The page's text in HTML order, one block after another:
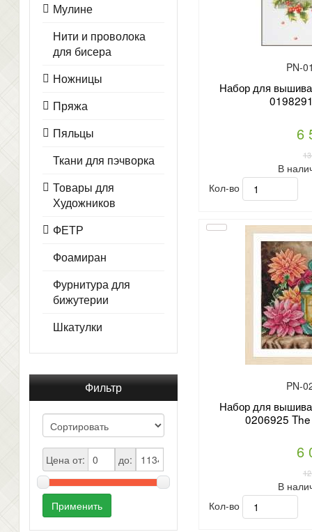
Мулине
Нити и проволока
для бисера
Ножницы
Пряжа
Пяльцы
Ткани для пэчворка
Товары для
Художников
ФЕТР
Фоамиран
Фурнитура для
бижутерии
Шкатулки
Фильтр
Цена от: до:
Применить
PN-
Набор для
6
В
Кол-во
PN-
Набор для
0206925
6
В
Кол-во